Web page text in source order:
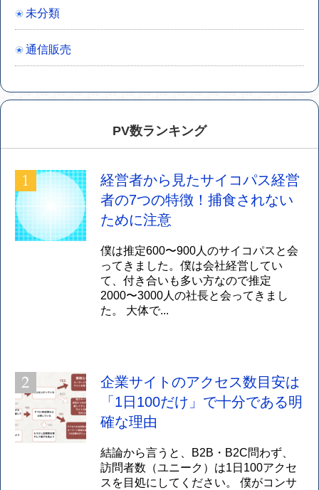
未分類
通信販売
PV数ランキング
経営者から見たサイコパス経営
者の7つの特徴！捕食されない
ために注意
僕は推定600〜900人のサイコパスと会
ってきました。僕は会社経営してい
て、付き合いも多い方なので推定
2000〜3000人の社長と会ってきまし
た。 大体で...
企業サイトのアクセス数目安は
「1日100だけ」で十分である明
確な理由
結論から言うと、B2B・B2C問わず、
訪問者数（ユニーク）は1日100アクセ
スを目処にしてください。 僕がコンサ